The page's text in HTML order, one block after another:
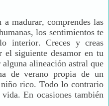
a madurar, comprendes las
los sentimientos te
interior. Creces y creas
el siguiente desamor en tu
alineación astral que
de verano propia de un
rico. Todo lo contrario
En ocasiones también